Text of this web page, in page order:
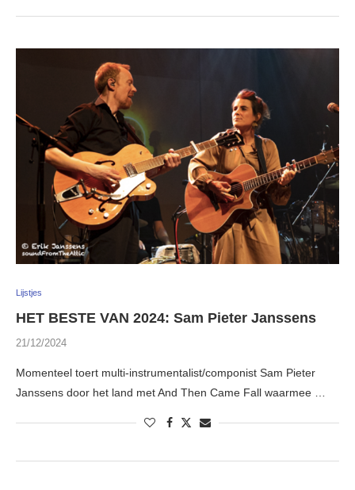
Lijstjes
HET BESTE VAN 2024: Sam Pieter Janssens
21/12/2024
Momenteel toert multi-instrumentalist/componist Sam Pieter
Janssens door het land met And Then Came Fall waarmee …